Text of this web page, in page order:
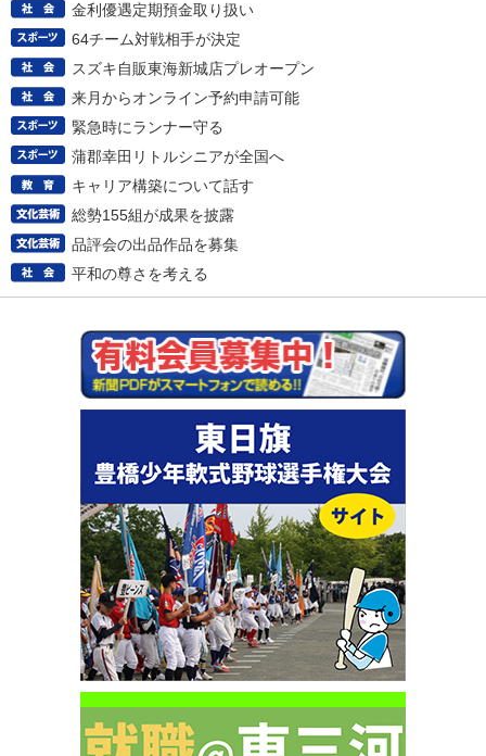
金利優遇定期預金取り扱い
64チーム対戦相手が決定
スズキ自販東海新城店プレオープン
来月からオンライン予約申請可能
緊急時にランナー守る
蒲郡幸田リトルシニアが全国へ
キャリア構築について話す
総勢155組が成果を披露
品評会の出品作品を募集
平和の尊さを考える